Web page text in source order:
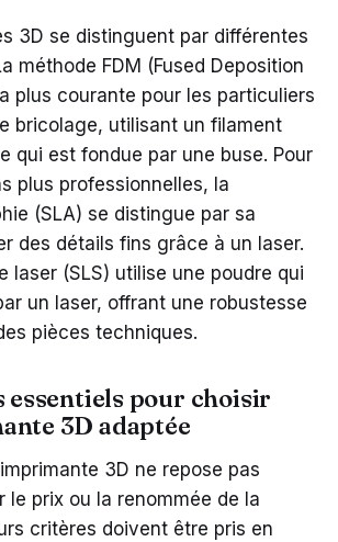
3D se distinguent par différentes
méthode FDM (Fused Deposition
plus courante pour les particuliers
bricolage, utilisant un filament
qui est fondue par une buse. Pour
plus professionnelles, la
(SLA) se distingue par sa
des détails fins grâce à un laser.
laser (SLS) utilise une poudre qui
un laser, offrant une robustesse
pièces techniques.
essentiels pour choisir
3D adaptée
3D ne repose pas
le prix ou la renommée de la
critères doivent être pris en